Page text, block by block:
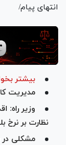
انتهای پیام/
بیشتر
مدیریت
وزیر راه:
نظارت بر نرخ
مشکلی در